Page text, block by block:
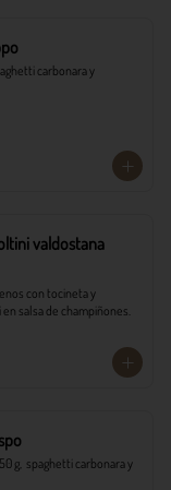
carbonara y
valdostana
con tocineta y
salsa de champiñones.
g,  spaghetti carbonara y